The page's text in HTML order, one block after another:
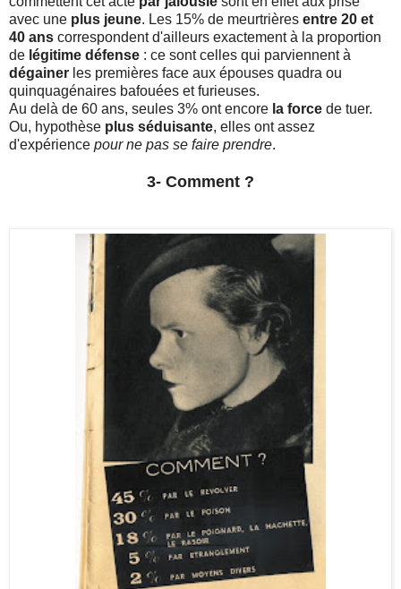
avec une plus jeune. Les 15% de meurtrières entre 20 et
40 ans correspondent d'ailleurs exactement à la proportion
de légitime défense : ce sont celles qui parviennent à
dégainer les premières face aux épouses quadra ou
quinquagénaires bafouées et furieuses.
Au delà de 60 ans, seules 3% ont encore la force de tuer.
Ou, hypothèse plus séduisante, elles ont assez
d'expérience pour ne pas se faire prendre.
3- Comment ?